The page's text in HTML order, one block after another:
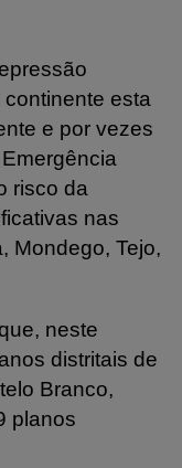
esta
e por vezes
risco da
nas
Mondego, Tejo,
neste
distritais de
Branco,
planos